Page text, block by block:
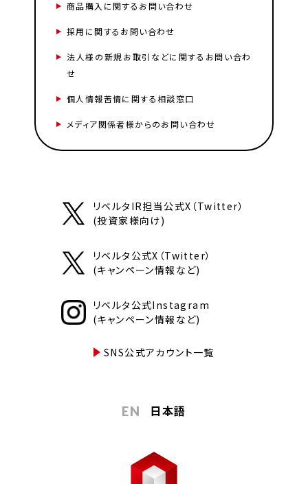
商品購入に関するお問い合わせ
採用に関するお問い合わせ
法人様の新規お取引などに関するお問い合わ
せ
個人情報苦情に関する相談窓口
メディア関係者様からのお問い合わせ
リベルタIR担当公式X（Twitter）
(投資家様向け)
リベルタ公式X（Twitter）
(キャンペーン情報など)
リベルタ公式Instagram
(キャンペーン情報など)
SNS公式アカウント一覧
EN 日本語